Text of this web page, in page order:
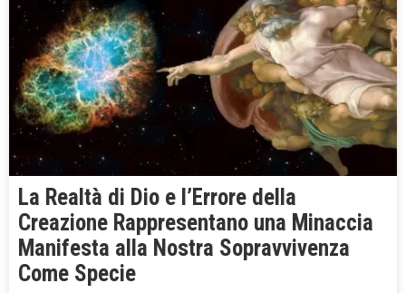
La Realtà di Dio e l’Errore della
Creazione Rappresentano una Minaccia
Manifesta alla Nostra Sopravvivenza
Come Specie